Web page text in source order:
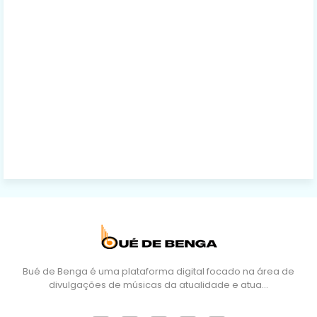
Bué de Benga é uma plataforma digital focado na área de
divulgações de músicas da atualidade e atua…